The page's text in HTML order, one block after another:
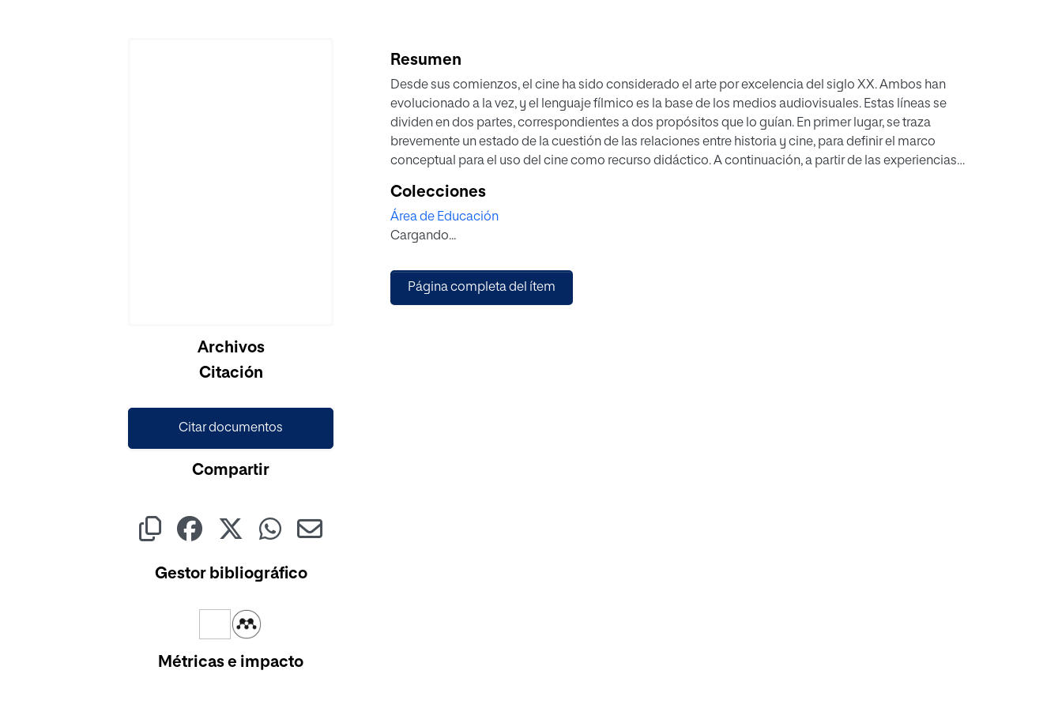
Archivos
Citación
Citar documentos
Compartir
Gestor bibliográfico
Métricas e impacto
Resumen
Desde sus comienzos, el cine ha sido considerado el arte por excelencia del siglo XX. Ambos han
evolucionado a la vez, y el lenguaje fílmico es la base de los medios audiovisuales. Estas líneas se
dividen en dos partes, correspondientes a dos propósitos que lo guían. En primer lugar, se traza
brevemente un estado de la cuestión de las relaciones entre historia y cine, para definir el marco
conceptual para el uso del cine como recurso didáctico. A continuación, a partir de las experiencias
que se pueden utilizar para la materia de Historia del Mundo Contemporáneo de 1º de Bachillerato.
Los análisis tienen en cuenta la contribución al aprendizaje de contenidos y al desarrollo de las
competencias básicas. Se quiere así contribuir a la elaboración y actualización de los recursos
seleccionadas de las películas, aunque requieren mayor trabajo preparatorio del docente, porque
centran la atención del alumnado en los aspectos de la película más relevantes para la Historia y son
Colecciones
Área de Educación
Cargando...
Página completa del ítem